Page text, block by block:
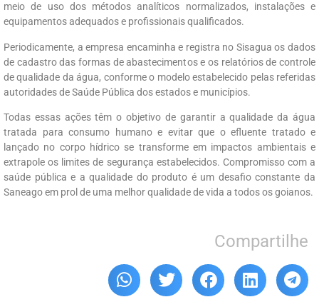
meio de uso dos métodos analíticos normalizados, instalações e
equipamentos adequados e profissionais qualificados.
Periodicamente, a empresa encaminha e registra no Sisagua os dados
de cadastro das formas de abastecimentos e os relatórios de controle
de qualidade da água, conforme o modelo estabelecido pelas referidas
autoridades de Saúde Pública dos estados e municípios.
Todas essas ações têm o objetivo de garantir a qualidade da água
tratada para consumo humano e evitar que o efluente tratado e
lançado no corpo hídrico se transforme em impactos ambientais e
extrapole os limites de segurança estabelecidos. Compromisso com a
saúde pública e a qualidade do produto é um desafio constante da
Saneago em prol de uma melhor qualidade de vida a todos os goianos.
Compartilhe